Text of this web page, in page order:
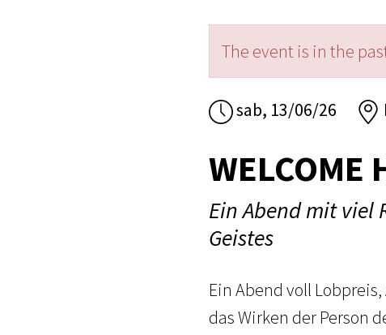
The event is in the
sab, 13/06/26
WELCOME
Ein Abend mit viel
Geistes
Ein Abend voll
das Wirken der Person